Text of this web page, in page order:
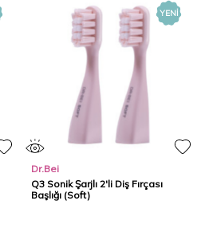
YENI
Dr.Bei
Q3 Sonik Şarjlı 2'li Diş Fırçası
Başlığı (Soft)